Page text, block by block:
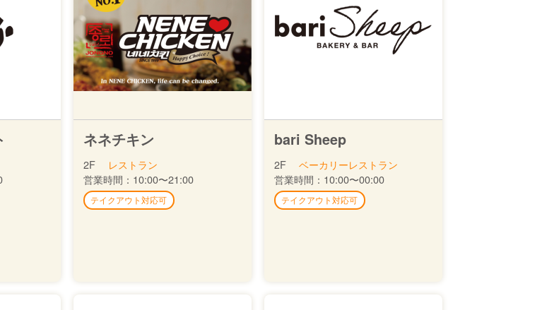
ネネチキン
2F
レストラン
営業時間： 10:00〜21:00
テイクアウト対応可
bari Sheep
2F
ベーカリーレストラン
営業時間： 10:00〜00:00
テイクアウト対応可